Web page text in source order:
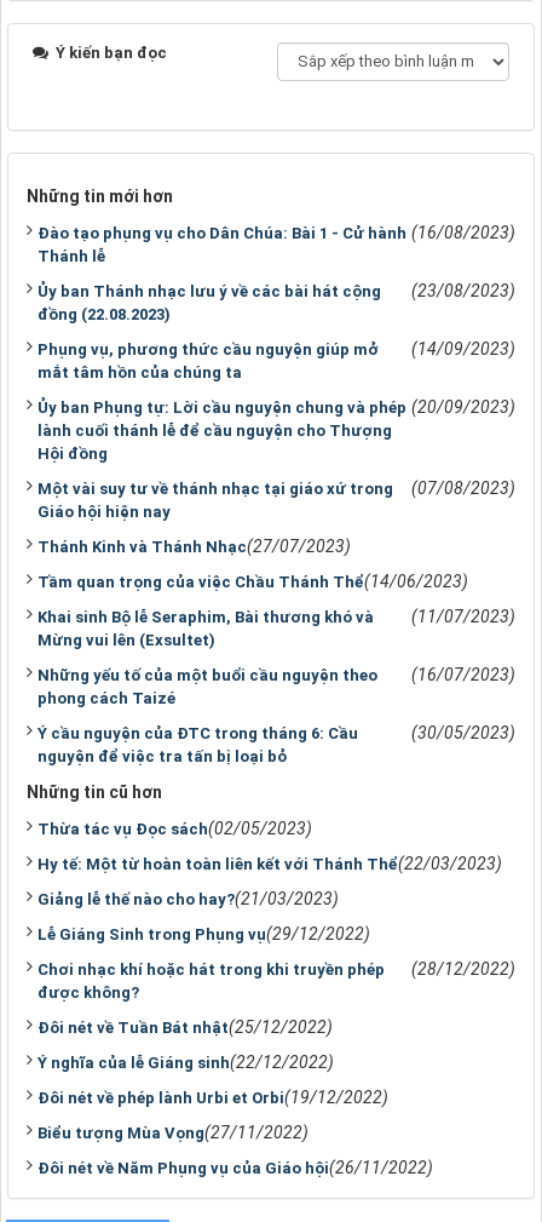
Ý kiến bạn đọc
Những tin mới hơn
Đào tạo phụng vụ cho Dân Chúa: Bài 1 - Cử hành
Thánh lễ
(16/08/2023)
Ủy ban Thánh nhạc lưu ý về các bài hát cộng
đồng (22.08.2023)
(23/08/2023)
Phụng vụ, phương thức cầu nguyện giúp mở
mắt tâm hồn của chúng ta
(14/09/2023)
Ủy ban Phụng tự: Lời cầu nguyện chung và phép
lành cuối thánh lễ để cầu nguyện cho Thượng
Hội đồng
(20/09/2023)
Một vài suy tư về thánh nhạc tại giáo xứ trong
Giáo hội hiện nay
(07/08/2023)
Thánh Kinh và Thánh Nhạc(27/07/2023)
Tầm quan trọng của việc Chầu Thánh Thể(14/06/2023)
Khai sinh Bộ lễ Seraphim, Bài thương khó và
Mừng vui lên (Exsultet)
(11/07/2023)
Những yếu tố của một buổi cầu nguyện theo
phong cách Taizé
(16/07/2023)
Ý cầu nguyện của ĐTC trong tháng 6: Cầu
nguyện để việc tra tấn bị loại bỏ
(30/05/2023)
Những tin cũ hơn
Thừa tác vụ Đọc sách(02/05/2023)
Hy tế: Một từ hoàn toàn liên kết với Thánh Thể(22/03/2023)
Giảng lễ thế nào cho hay?(21/03/2023)
Lễ Giáng Sinh trong Phụng vụ(29/12/2022)
Chơi nhạc khí hoặc hát trong khi truyền phép
được không?
(28/12/2022)
Đôi nét về Tuần Bát nhật(25/12/2022)
Ý nghĩa của lễ Giáng sinh(22/12/2022)
Đôi nét về phép lành Urbi et Orbi(19/12/2022)
Biểu tượng Mùa Vọng(27/11/2022)
Đôi nét về Năm Phụng vụ của Giáo hội(26/11/2022)